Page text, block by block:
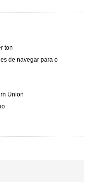
ton
de navegar para o
Union